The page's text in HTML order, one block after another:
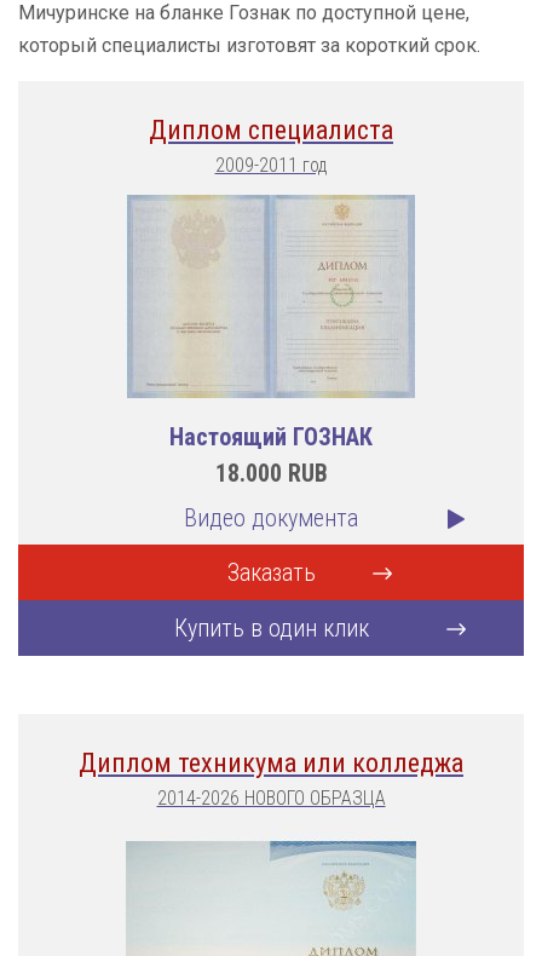
Мичуринске на бланке Гознак по доступной цене,
который специалисты изготовят за короткий срок.
Диплом специалиста
2009-2011 год
Настоящий ГОЗНАК
18.000 RUB
Видео документа
Заказать
Купить в один клик
Диплом техникума или колледжа
2014-2026 НОВОГО ОБРАЗЦА